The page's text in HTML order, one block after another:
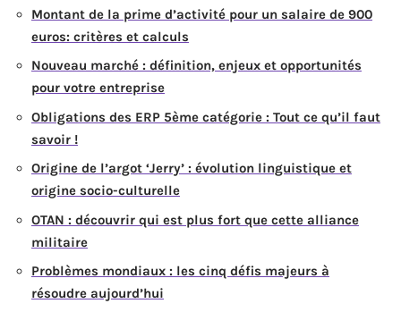
Montant de la prime d’activité pour un salaire de 900
euros: critères et calculs
Nouveau marché : définition, enjeux et opportunités
pour votre entreprise
Obligations des ERP 5ème catégorie : Tout ce qu’il faut
savoir !
Origine de l’argot ‘Jerry’ : évolution linguistique et
origine socio-culturelle
OTAN : découvrir qui est plus fort que cette alliance
militaire
Problèmes mondiaux : les cinq défis majeurs à
résoudre aujourd’hui